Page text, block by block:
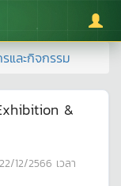
ละกิจกรรม
&
22/12/2566 เวลา